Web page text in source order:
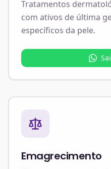
Tratamentos
com ativos de última
específicos da pele.
Emagrecimento